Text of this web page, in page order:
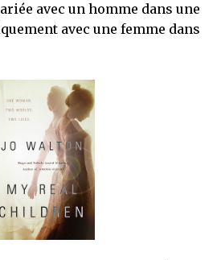
avec un homme dans une
avec une femme dans